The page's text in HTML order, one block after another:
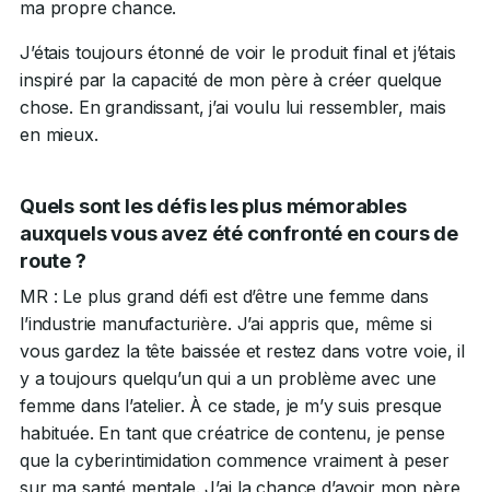
ma propre chance.
J’étais toujours étonné de voir le produit final et j’étais
inspiré par la capacité de mon père à créer quelque
chose. En grandissant, j’ai voulu lui ressembler, mais
en mieux.
Quels sont les défis les plus mémorables
auxquels vous avez été confronté en cours de
route ?
MR : Le plus grand défi est d’être une femme dans
l’industrie manufacturière. J’ai appris que, même si
vous gardez la tête baissée et restez dans votre voie, il
y a toujours quelqu’un qui a un problème avec une
femme dans l’atelier. À ce stade, je m’y suis presque
habituée. En tant que créatrice de contenu, je pense
que la cyberintimidation commence vraiment à peser
sur ma santé mentale. J’ai la chance d’avoir mon père